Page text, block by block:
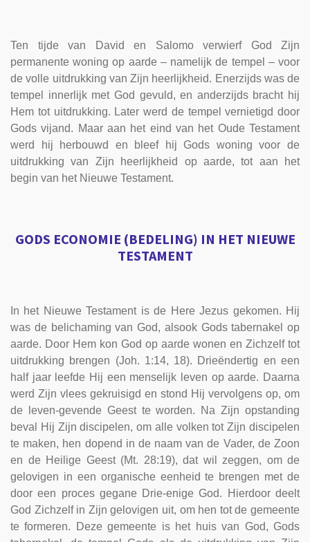
Ten tijde van David en Salomo verwierf God Zijn
permanente woning op aarde – namelijk de tempel – voor
de volle uitdrukking van Zijn heerlijkheid. Enerzijds was de
tempel innerlijk met God gevuld, en anderzijds bracht hij
Hem tot uitdrukking. Later werd de tempel vernietigd door
Gods vijand. Maar aan het eind van het Oude Testament
werd hij herbouwd en bleef hij Gods woning voor de
uitdrukking van Zijn heerlijkheid op aarde, tot aan het
begin van het Nieuwe Testament.
GODS ECONOMIE (BEDELING) IN HET NIEUWE
TESTAMENT
In het Nieuwe Testament is de Here Jezus gekomen. Hij
was de belichaming van God, alsook Gods tabernakel op
aarde. Door Hem kon God op aarde wonen en Zichzelf tot
uitdrukking brengen (Joh. 1:14, 18). Drieëndertig en een
half jaar leefde Hij een menselijk leven op aarde. Daarna
werd Zijn vlees gekruisigd en stond Hij vervolgens op, om
de leven-gevende Geest te worden. Na Zijn opstanding
beval Hij Zijn discipelen, om alle volken tot Zijn discipelen
te maken, hen dopend in de naam van de Vader, de Zoon
en de Heilige Geest (Mt. 28:19), dat wil zeggen, om de
gelovigen in een organische eenheid te brengen met de
door een proces gegane Drie-enige God. Hierdoor deelt
God Zichzelf in Zijn gelovigen uit, om hen tot de gemeente
te formeren. Deze gemeente is het huis van God, Gods